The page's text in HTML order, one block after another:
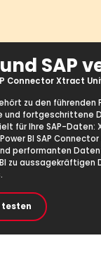
SAP
Connector Xtract
zu den
und fortgeschrittene
für Ihre SAP-
BI SAP
performanten
zu aussagekräftigen